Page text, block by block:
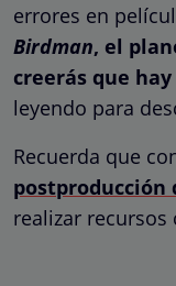
errores en
Birdman, el
creerás que
leyendo para
Recuerda que
postproducción
realizar recursos